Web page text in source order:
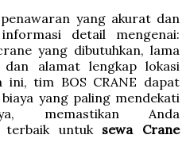
yang akurat dan
detail mengenai:
yang dibutuhkan, lama
dan alamat lengkap lokasi
ini, tim BOS CRANE dapat
yang paling mendekati
memastikan Anda
terbaik untuk sewa Crane